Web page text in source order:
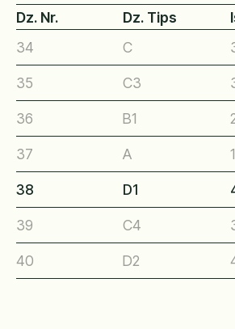
Dz. Nr. Dz. Tips
34
C
35 C3
36 B1
37 A 1
38 D1
39 C4
40 D2